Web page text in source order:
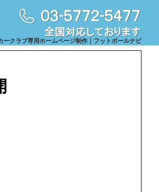
ークラブ専用ホームページ制作｜フットボールナビ